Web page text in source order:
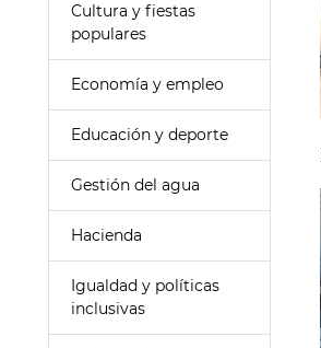
Cultura y fiestas
populares
Economía y empleo
Educación y deporte
Gestión del agua
Hacienda
Igualdad y políticas
inclusivas